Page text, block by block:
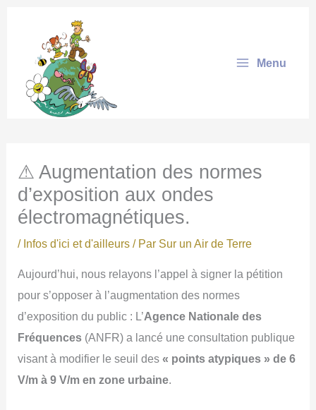
contenu
Menu
⚠ Augmentation des normes
d’exposition aux ondes
électromagnétiques.
/ Infos d'ici et d'ailleurs / Par Sur un Air de Terre
Aujourd’hui, nous relayons l’appel à signer la pétition
pour s’opposer à l’augmentation des normes
d’exposition du public : L’Agence Nationale des
Fréquences (ANFR) a lancé une consultation publique
visant à modifier le seuil des« points atypiques » de 6
V/m à 9 V/m en zone urbaine.